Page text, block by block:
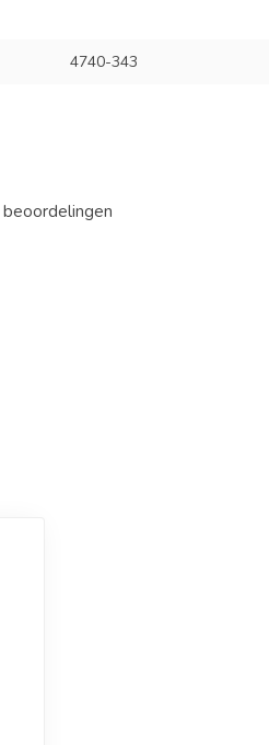
4740-343
beoordelingen